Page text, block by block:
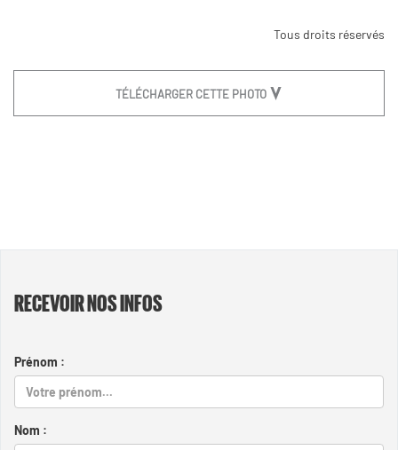
Tous droits réservés
TÉLÉCHARGER CETTE PHOTO
RECEVOIR NOS INFOS
Prénom :
Nom :